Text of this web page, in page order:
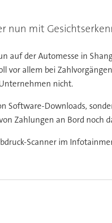
nun mit
auf der Automesse in
vor allem bei
nicht.
Software-Downloads,
Zahlungen an Bord noch
Scanner im